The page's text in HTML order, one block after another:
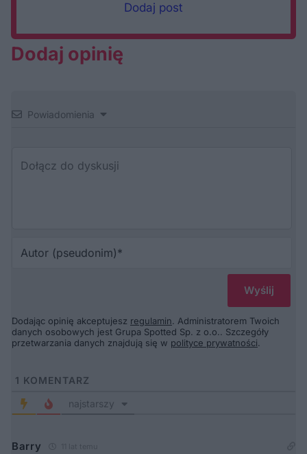
Dodaj post
Dodaj opinię
Powiadomienia
Dodając opinię akceptujesz regulamin. Administratorem Twoich
danych osobowych jest Grupa Spotted Sp. z o.o.. Szczegóły
przetwarzania danych znajdują się w polityce prywatności.
1 KOMENTARZ
najstarszy
Barry